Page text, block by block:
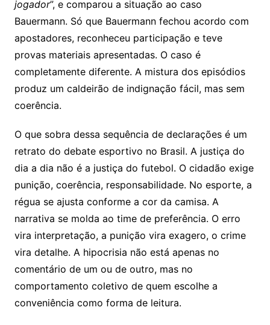
jogador”, e comparou a situação ao caso
Bauermann. Só que Bauermann fechou acordo com
apostadores, reconheceu participação e teve
provas materiais apresentadas. O caso é
completamente diferente. A mistura dos episódios
produz um caldeirão de indignação fácil, mas sem
coerência.
O que sobra dessa sequência de declarações é um
retrato do debate esportivo no Brasil. A justiça do
dia a dia não é a justiça do futebol. O cidadão exige
punição, coerência, responsabilidade. No esporte, a
régua se ajusta conforme a cor da camisa. A
narrativa se molda ao time de preferência. O erro
vira interpretação, a punição vira exagero, o crime
vira detalhe. A hipocrisia não está apenas no
comentário de um ou de outro, mas no
comportamento coletivo de quem escolhe a
conveniência como forma de leitura.